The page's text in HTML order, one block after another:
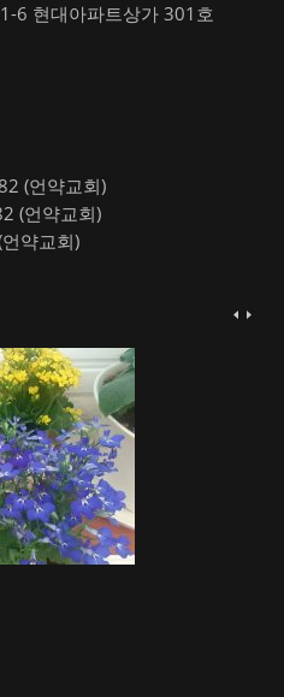
6 현대아파트상가 301호
(언약교회)
(언약교회)
약교회)